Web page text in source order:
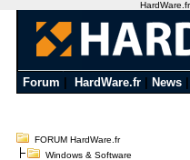
Forum HardWare.fr News
FORUM HardWare.fr
Windows & Software